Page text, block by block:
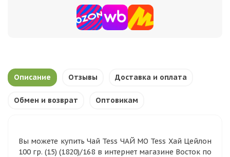
Описание Отзывы Доставка и оплата
Обмен и возврат Оптовикам
Вы можете купить Чай Tess ЧАЙ МО Tess Хай Цейлон
100 гр. (15) (1820)/168 в интернет магазине Восток по